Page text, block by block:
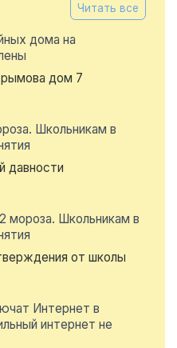
Читать все
дома на
дом 7
Школьникам в
давности
мороза. Школьникам в
от школы
Интернет в
интернет не